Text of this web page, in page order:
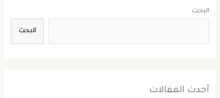
البحث
البحث
أحدث المقالات